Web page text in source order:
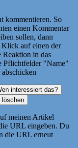
kommentieren. So
einen Kommentar
sollen, dann
auf einen der
Reaktion in das
Pflichtfelder "Name"
meinen Artikel
URL eingeben. Du
die URL erneut